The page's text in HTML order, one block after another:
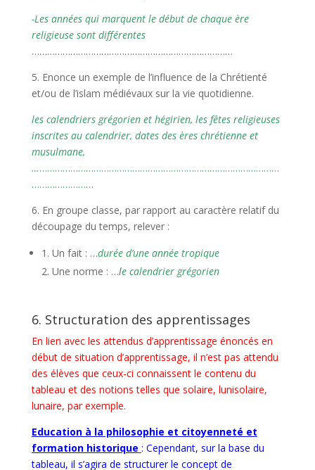
-Les années qui marquent le début de chaque ère
religieuse sont différentes
……………………………………………………………………
5. Enonce un exemple de l’influence de la Chrétienté
et/ou de l’islam médiévaux sur la vie quotidienne.
les calendriers grégorien et hégirien, les fêtes religieuses
inscrites au calendrier, dates des ères chrétienne et
musulmane,
……………………………………………………………………………………
……………………
6. En groupe classe, par rapport au caractère relatif du
découpage du temps, relever :
Un fait : …durée d’une année tropique
Une norme : …le calendrier grégorien
6. Structuration des apprentissages
En lien avec les attendus d’apprentissage énoncés en
début de situation d’apprentissage, il n’est pas attendu
des élèves que ceux-ci connaissent le contenu du
tableau et des notions telles que solaire, lunisolaire,
lunaire, par exemple.
Education à la philosophie et citoyenneté et
formation historique : Cependant, sur la base du
tableau, il s’agira de structurer le concept de